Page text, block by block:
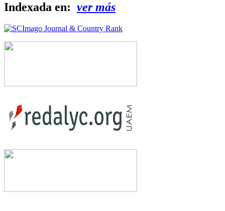
Indexada en: ver más